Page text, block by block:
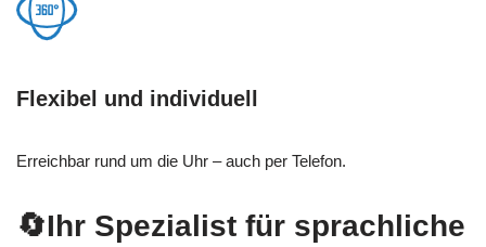
Flexibel und individuell
Erreichbar rund um die Uhr – auch per Telefon.
🔄Ihr Spezialist für sprachliche